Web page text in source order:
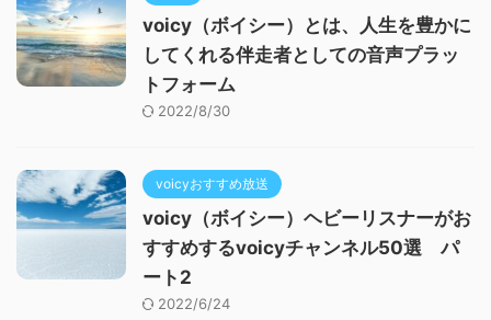
voicy（ボイシー）とは、人生を豊かに
してくれる伴走者としての音声プラッ
トフォーム
2022/8/30
voicyおすすめ放送
voicy（ボイシー）ヘビーリスナーがお
すすめするvoicyチャンネル50選 パ
ート2
2022/6/24